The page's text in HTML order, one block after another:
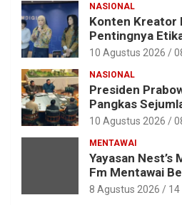
NASIONAL
Konten Kreator
Pentingnya
10 Agustus 2026 /
NASIONAL
Presiden
Pangkas
Perusahaan
10 Agustus 2026 /
MENTAWAI
Yayasan Nest’s
Fm Mentawai
Anak – Anak
8 Agustus 2026 / 14